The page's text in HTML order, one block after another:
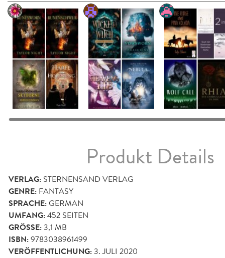
Produkt Details
VERLAG: STERNENSAND VERLAG
GENRE: FANTASY
SPRACHE:GERMAN
UMFANG:452 SEITEN
GRÖSSE: 3,1 MB
ISBN:9783038961499
VERÖFFENTLICHUNG:3. JULI 2020